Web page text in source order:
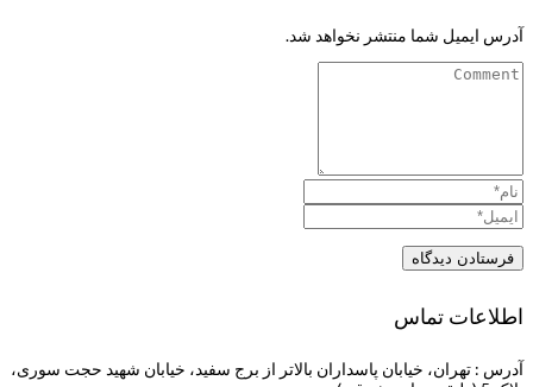
آدرس ایمیل شما منتشر نخواهد شد.
اطلاعات تماس
آدرس : تهران، خیابان پاسداران بالاتر از برج سفید، خیابان شهید حجت سوری،